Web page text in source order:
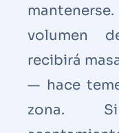
volumen
recibirá
— hace
zona.